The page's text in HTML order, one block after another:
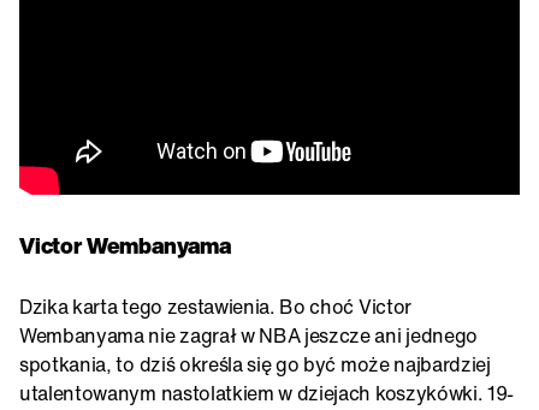
Victor Wembanyama
Dzika karta tego zestawienia. Bo choć Victor
Wembanyama nie zagrał w NBA jeszcze ani jednego
spotkania, to dziś określa się go być może najbardziej
utalentowanym nastolatkiem w dziejach koszykówki. 19-